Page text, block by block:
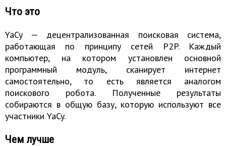
Что это
YaCy — децентрализованная поисковая система,
работающая по принципу сетей P2P. Каждый
компьютер, на котором установлен основной
программный модуль, сканирует интернет
самостоятельно, то есть является аналогом
поискового робота. Полученные результаты
собираются в общую базу, которую используют все
участники YaCy.
Чем лучше